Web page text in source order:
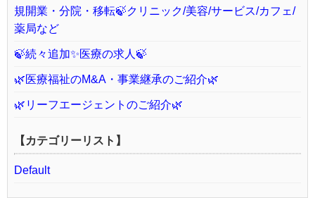
規開業・分院・移転🍃クリニック/美容/サービス/カフェ/
薬局など
🍃続々追加✨医療の求人🍃
🌿医療福祉のM&A・事業継承のご紹介🌿
🌿リーフエージェントのご紹介🌿
【カテゴリーリスト】
Default